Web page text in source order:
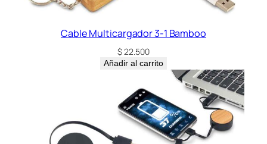
Cable Multicargador 3-1 Bamboo
$22.500
Añadir al carrito